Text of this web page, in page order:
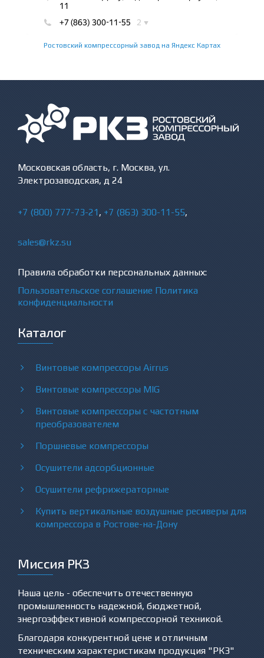
Ростовский компрессорный завод на Яндекс Картах
Московская область, г. Москва, ул.
Электрозаводская, д 24
+7 (800) 777-73-21, +7 (863) 300-11-55,
sales@rkz.su
Правила обработки персональных данных:
Пользовательское соглашение Политика
конфиденциальности
Каталог
Винтовые компрессоры Airrus
Винтовые компрессоры MIG
Винтовые компрессоры с частотным
преобразователем
Поршневые компрессоры
Осушители адсорбционные
Осушители рефрижераторные
Купить вертикальные воздушные ресиверы для
компрессора в Ростове-на-Дону
Миссия РКЗ
Наша цель - обеспечить отечественную
промышленность надежной, бюджетной,
энергоэффективной компрессорной техникой.
Благодаря конкурентной цене и отличным
техническим характеристикам продукция "РКЗ"